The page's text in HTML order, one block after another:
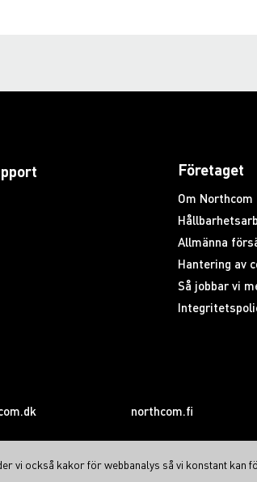
Företaget
Om Northcom
Allmänna
Hantering av
Så jobbar vi
northcom.fi
vi också kakor för webbanalys så vi konstant kan